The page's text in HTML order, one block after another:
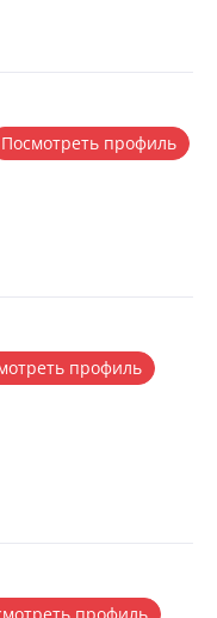
Посмотреть профиль
профиль